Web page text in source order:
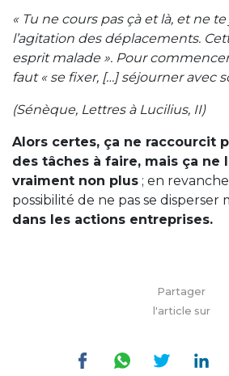
« Tu ne cours pas çà et là, et ne
l’agitation des déplacements.
esprit malade ». Pour
faut « se fixer, […] séjourner avec
(Sénèque, Lettres à Lucilius, II)
Alors certes, ça ne raccourcit
des tâches à faire, mais ça ne
vraiment non plus ; en
possibilité de ne pas se disperser
dans les actions entreprises.
Partager
l'article sur